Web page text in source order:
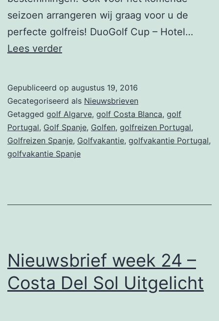
seizoen arrangeren wij graag voor u de
perfecte golfreis! DuoGolf Cup – Hotel…
Lees verderNieuwsbrief
–
DuoGolf
Cup,
Porto
Finca
Gepubliceerd op augustus 19, 2016
Gecategoriseerd als Nieuwsbrieven
Getagged golf Algarve, golf Costa Blanca, golf
Portugal, Golf Spanje, Golfen, golfreizen Portugal,
Golfreizen Spanje, Golfvakantie, golfvakantie Portugal,
golfvakantie Spanje
Nieuwsbrief week 24 –
Costa Del Sol Uitgelicht